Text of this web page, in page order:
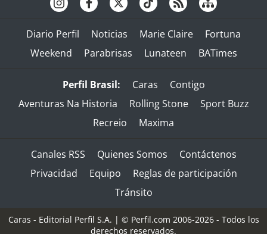
Diario Perfil Noticias Marie Claire
Fortuna
Weekend
Parabrisas Lunateen BATimes
Perfil Brasil: Caras
Contigo
Aventuras Na Historia
Rolling Stone
Sport Buzz
Recreio
Maxima
Canales RSS Quienes Somos
Contáctenos
Privacidad
Equipo
Reglas de participación
Tránsito
Caras - Editorial Perfil S.A. | © Perfil.com 2006-2026 - Todos los
derechos reservados.